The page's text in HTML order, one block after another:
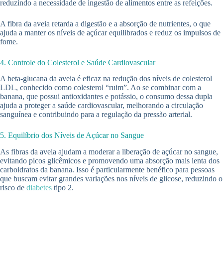
reduzindo a necessidade de ingestão de alimentos entre as refeições.
A fibra da aveia retarda a digestão e a absorção de nutrientes, o que
ajuda a manter os níveis de açúcar equilibrados e reduz os impulsos de
fome.
4. Controle do Colesterol e Saúde Cardiovascular
A beta-glucana da aveia é eficaz na redução dos níveis de colesterol
LDL, conhecido como colesterol “ruim”. Ao se combinar com a
banana, que possui antioxidantes e potássio, o consumo dessa dupla
ajuda a proteger a saúde cardiovascular, melhorando a circulação
sanguínea e contribuindo para a regulação da pressão arterial.
5. Equilíbrio dos Níveis de Açúcar no Sangue
As fibras da aveia ajudam a moderar a liberação de açúcar no sangue,
evitando picos glicêmicos e promovendo uma absorção mais lenta dos
carboidratos da banana. Isso é particularmente benéfico para pessoas
que buscam evitar grandes variações nos níveis de glicose, reduzindo o
risco de diabetes tipo 2.